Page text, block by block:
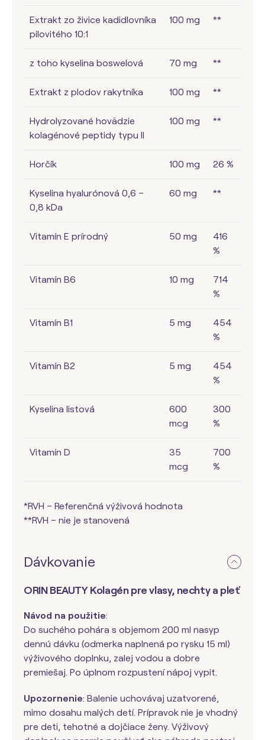
Extrakt zo živice kadidlovníka
pilovitého 10:1
100 mg **
z toho kyselina boswelová 70 mg **
Extrakt z plodov rakytníka 100 mg **
Hydrolyzované hovädzie
kolagénové peptidy typu II
100 mg **
Horčík 100 mg 26 %
Kyselina hyalurónová 0,6 –
0,8 kDa
60 mg **
Vitamín E prírodný 50 mg
416
%
Vitamín B6 10 mg
714
%
Vitamín B1 5 mg
454
%
Vitamín B2 5 mg
454
%
Kyselina listová
600
mcg
300
%
Vitamín D
35
mcg
700
%
*RVH – Referenčná výživová hodnota
**RVH – nie je stanovená
Dávkovanie
ORIN BEAUTY Kolagén pre vlasy, nechty a pleť
Návod na použitie:
Do suchého pohára s objemom 200 ml nasyp
dennú dávku (odmerka naplnená po rysku 15 ml)
výživového doplnku, zalej vodou a dobre
premiešaj. Po úplnom rozpustení nápoj vypit.
Upozornenie: Balenie uchovávaj uzatvorené,
mimo dosahu malých detí. Prípravok nie je vhodný
pre deti, tehotné a dojčiace ženy. Výživový